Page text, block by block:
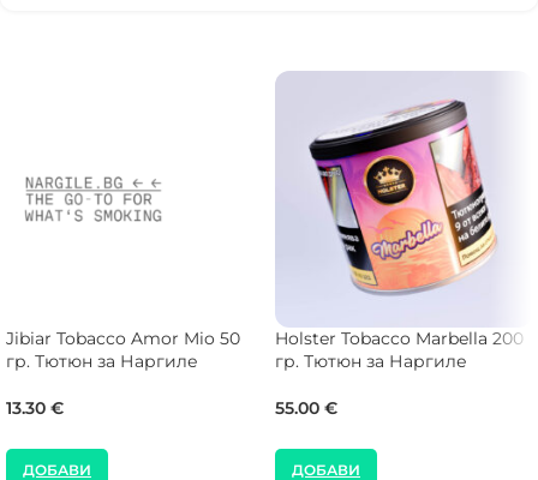
Jibiar Tobacco Amor Mio 50
гр. Тютюн за Наргиле
13.30 €
ДОБАВИ
Holster Tobacco Marbella 200
гр. Тютюн за Наргиле
55.00 €
ДОБАВИ